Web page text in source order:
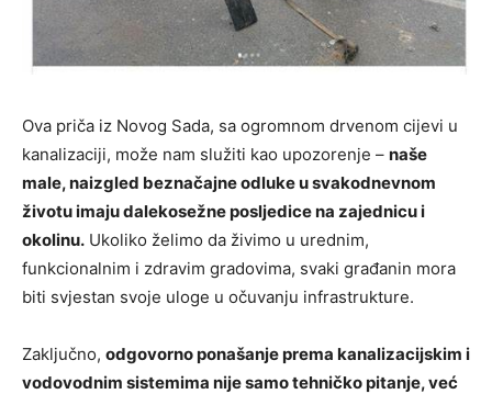
Ova priča iz Novog Sada, sa ogromnom drvenom cijevi u
kanalizaciji, može nam služiti kao upozorenje – naše
male, naizgled beznačajne odluke u svakodnevnom
životu imaju dalekosežne posljedice na zajednicu i
okolinu. Ukoliko želimo da živimo u urednim,
funkcionalnim i zdravim gradovima, svaki građanin mora
biti svjestan svoje uloge u očuvanju infrastrukture.
Zaključno, odgovorno ponašanje prema kanalizacijskim i
vodovodnim sistemima nije samo tehničko pitanje, već